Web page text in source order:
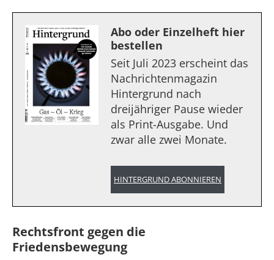
Abo oder Einzelheft hier
bestellen
Seit Juli 2023 erscheint das
Nachrichtenmagazin
Hintergrund nach
dreijähriger Pause wieder
als Print-Ausgabe. Und
zwar alle zwei Monate.
HINTERGRUND ABONNIEREN
Rechtsfront gegen die
Friedensbewegung